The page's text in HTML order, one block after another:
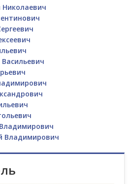
Николаевич
Владимирович